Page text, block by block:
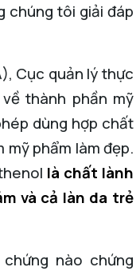
chúng tôi giải đáp
Cục quản lý thực
thành phần mỹ
dùng hợp chất
phẩm làm đẹp.
là chất lành
và cả làn da trẻ
nào chứng